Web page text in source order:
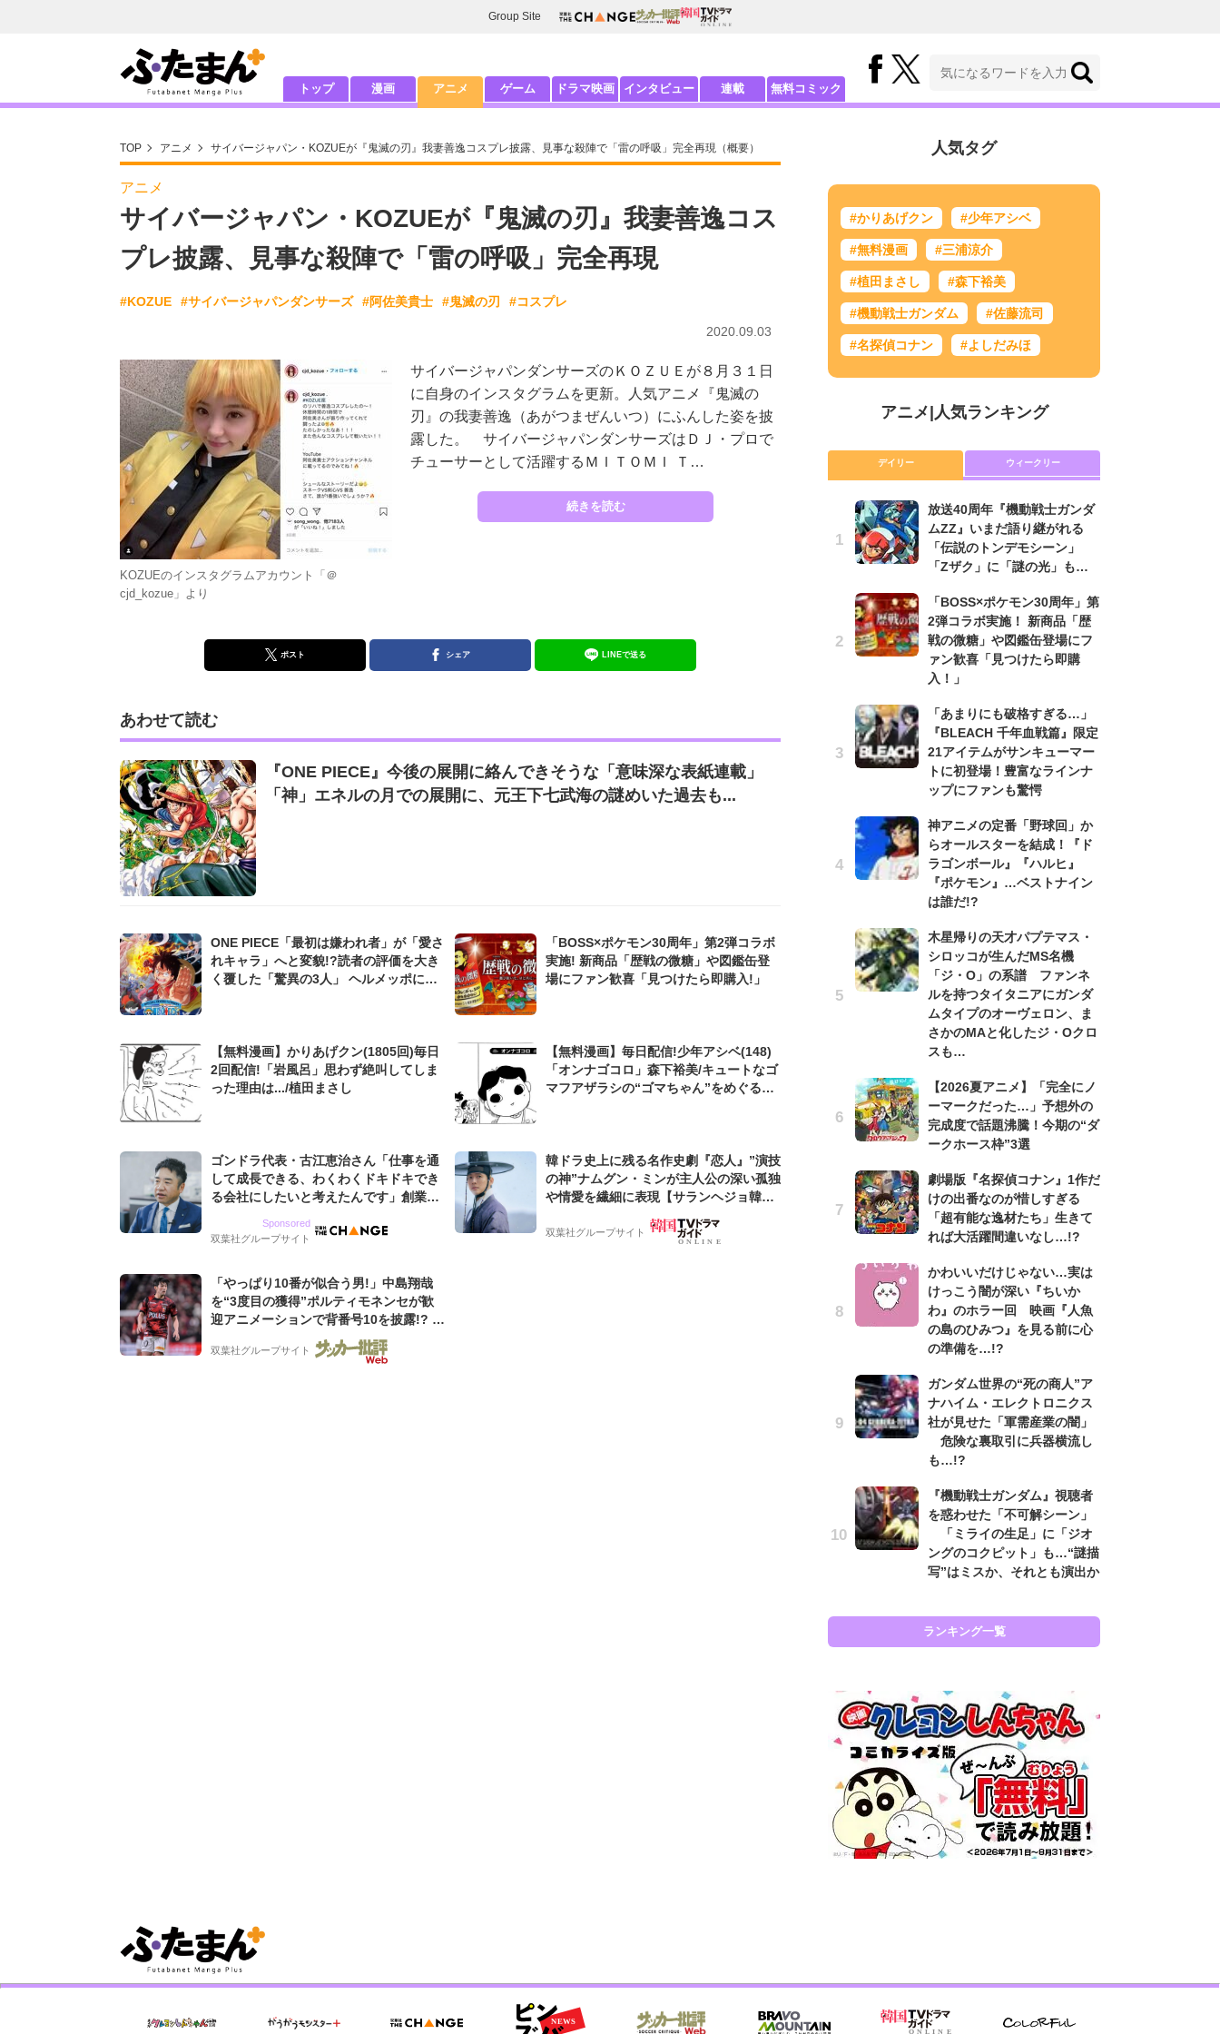
Group Site
トップ 漫画 アニメ ゲーム ドラマ映画 インタビュー 連載 無料コミック
TOP アニメ サイバージャパン・KOZUEが『鬼滅の刃』我妻善逸コスプレ披露、見事な殺陣で「雷の呼吸」完全再現（概要）
アニメ
サイバージャパン・KOZUEが『鬼滅の刃』我妻善逸コス
プレ披露、見事な殺陣で「雷の呼吸」完全再現
#KOZUE #サイバージャパンダンサーズ #阿佐美貴士 #鬼滅の刃 #コスプレ
2020.09.03
KOZUEのインスタグラムアカウント「＠
cjd_kozue」より
サイバージャパンダンサーズのＫＯＺＵＥが８月３１日
に自身のインスタグラムを更新。人気アニメ『鬼滅の
刃』の我妻善逸（あがつまぜんいつ）にふんした姿を披
露した。 サイバージャパンダンサーズはＤＪ・プロで
チューサーとして活躍するＭＩＴＯＭＩ Ｔ…
続きを読む
ポスト シェア LINEで送る
あわせて読む
『ONE PIECE』今後の展開に絡んできそうな「意味深な表紙連載」
「神」エネルの月での展開に、元王下七武海の謎めいた過去も...
ONE PIECE「最初は嫌われ者」が「愛さ
れキャラ」へと変貌!?読者の評価を大き
く覆した「驚異の3人」 ヘルメッポにミ
「BOSS×ポケモン30周年」第2弾コラボ
実施! 新商品「歴戦の微糖」や図鑑缶登
場にファン歓喜「見つけたら即購入!」
【無料漫画】かりあげクン(1805回)毎日
2回配信!「岩風呂」思わず絶叫してしま
った理由は.../植田まさし
【無料漫画】毎日配信!少年アシベ(148)
「オンナゴコロ」森下裕美/キュートなゴ
マフアザラシの“ゴマちゃん”をめぐる名
ゴンドラ代表・古江恵治さん「仕事を通
して成長できる、わくわくドキドキでき
る会社にしたいと考えたんです」創業来
グ会社のアイデンティティ
Sponsored
双葉社グループサイト
韓ドラ史上に残る名作史劇『恋人』”演技
の神”ナムグン・ミンが主人公の深い孤独
や情愛を繊細に表現【サランヘジョ韓ド
双葉社グループサイト
「やっぱり10番が似合う男!」中島翔哉
を“3度目の獲得”ポルティモネンセが歓
迎アニメーションで背番号10を披露!? 過
去動画も公開「幸せだね〜」「爽やかイ
ケメン」
双葉社グループサイト
人気タグ
#かりあげクン #少年アシベ
#無料漫画 #三浦涼介
#植田まさし #森下裕美
#機動戦士ガンダム #佐藤流司
#名探偵コナン #よしだみほ
アニメ| 人気ランキング
デイリー ウィークリー
放送40周年『機動戦士ガンダ
ムZZ』いまだ語り継がれる
「伝説のトンデモシーン」
「Zザク」に「謎の光」も…
「BOSS×ポケモン30周年」第
2弾コラボ実施！ 新商品「歴
戦の微糖」や図鑑缶登場にフ
ァン歓喜「見つけたら即購
入！」
「あまりにも破格すぎる…」
『BLEACH 千年血戦篇』限定
21アイテムがサンキューマー
トに初登場！豊富なラインナ
ップにファンも驚愕
神アニメの定番「野球回」か
らオールスターを結成！『ド
ラゴンボール』『ハルヒ』
『ポケモン』…ベストナイン
は誰だ!?
木星帰りの天才パプテマス・
シロッコが生んだMS名機
「ジ・O」の系譜 ファンネ
ルを持つタイタニアにガンダ
ムタイプのオーヴェロン、ま
さかのMAと化したジ・Oクロ
スも…
【2026夏アニメ】「完全にノ
ーマークだった…」予想外の
完成度で話題沸騰！今期の“ダ
ークホース枠”3選
劇場版『名探偵コナン』1作だ
けの出番なのが惜しすぎる
「超有能な逸材たち」生きて
れば大活躍間違いなし…!?
かわいいだけじゃない…実は
けっこう闇が深い『ちいか
わ』のホラー回 映画『人魚
の島のひみつ』を見る前に心
の準備を…!?
ガンダム世界の“死の商人”ア
ナハイム・エレクトロニクス
社が見せた「軍需産業の闇」
危険な裏取引に兵器横流し
も…!?
『機動戦士ガンダム』視聴者
を惑わせた「不可解シーン」
「ミライの生足」に「ジオ
ングのコクピット」も…“謎描
写”はミスか、それとも演出か
ランキング一覧